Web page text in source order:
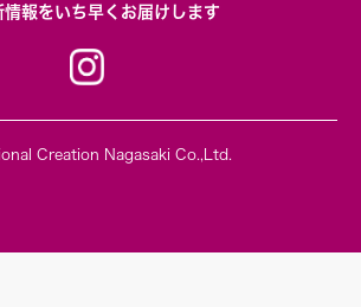
情報をいち早くお届けします
Creation Nagasaki Co.,Ltd.